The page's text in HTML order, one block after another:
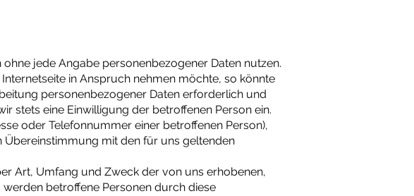
jede Angabe personenbezogener Daten nutzen.
in Anspruch nehmen möchte, so könnte
personenbezogener Daten erforderlich und
stets eine Einwilligung der betroffenen Person ein.
oder Telefonnummer einer betroffenen Person),
Übereinstimmung mit den für uns geltenden
Art, Umfang und Zweck der von uns erhobenen,
betroffene Personen durch diese